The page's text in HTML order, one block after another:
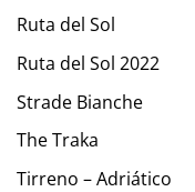
Ruta del Sol
Ruta del Sol 2022
Strade Bianche
The Traka
Tirreno – Adriático